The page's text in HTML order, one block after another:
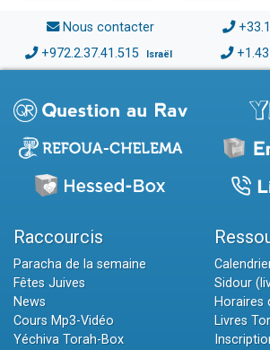
Nous contacter
+972.2.37.41.515 Israël
Raccourcis
Paracha de la semaine
Fêtes Juives
News
Cours Mp3-Vidéo
Yéchiva Torah-Box
Sidour
Horaires
Livres